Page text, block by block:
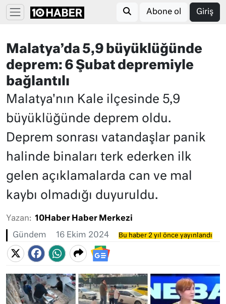
Abone ol Giriş
Malatya’da 5,9 büyüklüğünde
deprem: 6 Şubat depremiyle
bağlantılı
Malatya'nın Kale ilçesinde 5,9
büyüklüğünde deprem oldu.
Deprem sonrası vatandaşlar panik
halinde binaları terk ederken ilk
gelen açıklamalarda can ve mal
kaybı olmadığı duyuruldu.
Yazan: 10Haber Haber Merkezi
Gündem 16 Ekim 2024 Bu haber 2 yıl önce yayınlandı